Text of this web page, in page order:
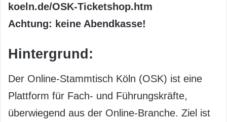
koeln.de/OSK-Ticketshop.htm
Achtung: keine Abendkasse!
Hintergrund:
Der Online-Stammtisch Köln (OSK) ist eine
Plattform für Fach- und Führungskräfte,
überwiegend aus der Online-Branche. Ziel ist